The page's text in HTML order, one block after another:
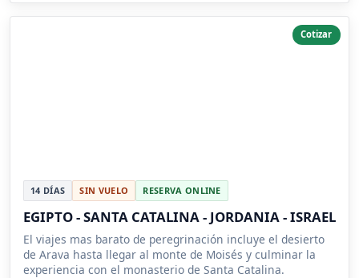
Cotizar
14 DÍAS SIN VUELO RESERVA ONLINE
EGIPTO - SANTA CATALINA - JORDANIA - ISRAEL
El viajes mas barato de peregrinación incluye el desierto
de Arava hasta llegar al monte de Moisés y culminar la
experiencia con el monasterio de Santa Catalina.